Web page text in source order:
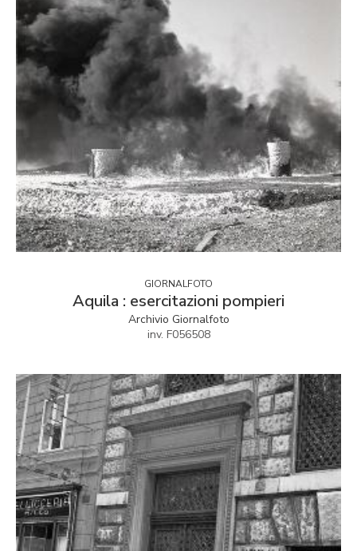
GIORNALFOTO
Aquila : esercitazioni pompieri
Archivio Giornalfoto
inv. F056508